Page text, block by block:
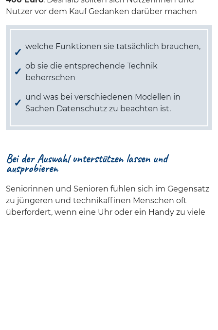
Nutzer vor dem Kauf Gedanken darüber machen
welche Funktionen sie tatsächlich brauchen,
ob sie die entsprechende Technik
beherrschen
und was bei verschiedenen Modellen in
Sachen Datenschutz zu beachten ist.
Bei der Auswahl unterstützen lassen und
ausprobieren
Seniorinnen und Senioren fühlen sich im Gegensatz
zu jüngeren und technikaffinen Menschen oft
überfordert, wenn eine Uhr oder ein Handy zu viele